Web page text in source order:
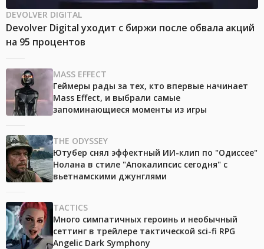
DEVOLVER DIGITAL
Devolver Digital уходит с биржи после обвала акций
на 95 процентов
MASS EFFECT
Геймеры рады за тех, кто впервые начинает
Mass Effect, и выбрали самые
запоминающиеся моменты из игры
THE ODYSSEY
Ютубер снял эффектный ИИ-клип по "Одиссее"
Нолана в стиле "Апокалипсис сегодня" с
вьетнамскими джунглями
TACTICS
Много симпатичных героинь и необычный
сеттинг в трейлере тактической sci-fi RPG
Angelic Dark Symphony